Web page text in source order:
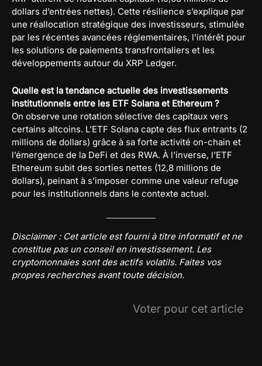
dollars d’entrées nettes). Cette résilience s’explique par
une réallocation stratégique des investisseurs, stimulée
par les récentes avancées réglementaires, l’intérêt pour
les solutions de paiements transfrontaliers et les
développements autour du XRP Ledger.
Quelle est la tendance actuelle des investissements
institutionnels entre les ETF Solana et Ethereum ?
On observe une rotation sélective des capitaux vers
certains altcoins. L’ETF Solana capte des flux entrants (2
millions de dollars) grâce à sa forte activité on-chain et
l’émergence de la DeFi et des RWA. À l’inverse, l’ETF
Ethereum subit des sorties nettes (12,8 millions de
dollars), peinant à s’imposer comme une valeur refuge
pour les institutionnels dans le contexte actuel.
Disclaimer : Cet article est fourni à titre informatif et ne
constitue pas un conseil en investissement. Les
cryptomonnaies sont des actifs volatils. Faites vos
propres recherches avant toute décision.
Voter pour cet article